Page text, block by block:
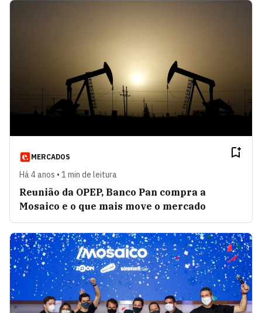
MERCADOS
Há 4 anos • 1 min de leitura
Reunião da OPEP, Banco Pan compra a
Mosaico e o que mais move o mercado